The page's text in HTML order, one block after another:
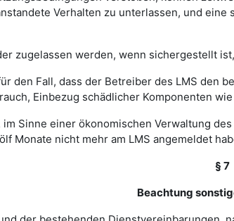
Verhalten zu unterlassen, und
zugelassen werden, wenn sichergestellt
den Fall, dass der Betreiber des LMS
Einbezug schädlicher Komponenten
Sinne einer ökonomischen Verwaltung
Monate nicht mehr am LMS angemeldet
§ 7
Beachtung